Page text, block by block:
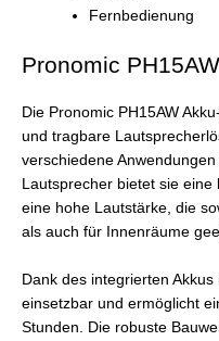
Fernbedienung
Pronomic
Die Pronomic PH15AW
und tragbare
verschiedene
Lautsprecher bietet sie
eine hohe Lautstärke, die
als auch für Innenräume
Dank des integrierten
einsetzbar und ermöglicht
Stunden. Die robuste